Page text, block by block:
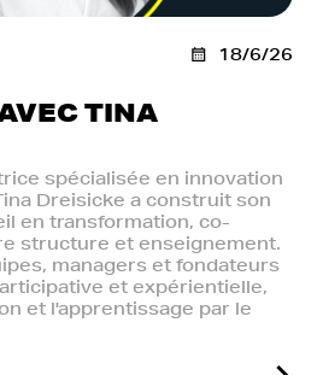
18/6/26
TINA
spécialisée en innovation
Dreisicke a construit son
en transformation, co-
structure et enseignement.
managers et fondateurs
et expérientielle,
et l'apprentissage par le